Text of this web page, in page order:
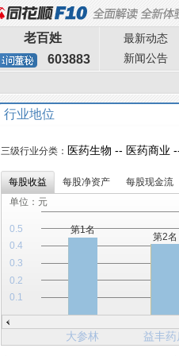
老百姓
603883
最新动态
新闻公告
行业地位
三级行业分类： 医药生物 -- 医药商业
每股收益 每股净资产
每股现金流
单位：元
大参林 益丰药
0.1
0.2
0.3
0.4
0.5 第1名
第2名